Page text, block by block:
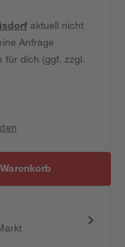
aktuell nicht
Anfrage
für dich (ggf. zzgl.